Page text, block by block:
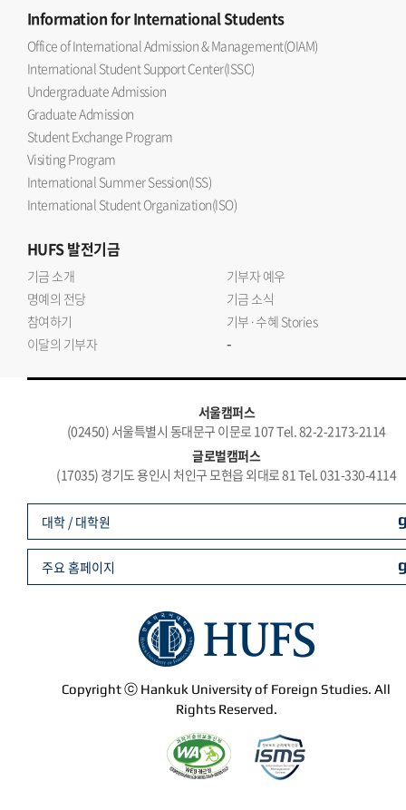
Informationfor International Students
Office of International Admission & Management(OIAM)
International Student Support Center(ISSC)
Undergraduate Admission
Graduate Admission
Student Exchange Program
Visiting Program
International Summer Session(ISS)
International Student Organization(ISO)
HUFS발전기금
기금 소개
기부자 예우
명예의 전당
기금 소식
참여하기
기부·수혜 Stories
이달의 기부자
-
서울캠퍼스
(02450) 서울특별시 동대문구 이문로 107 Tel. 82-2-2173-2114
글로벌캠퍼스
(17035) 경기도 용인시 처인구 모현읍 외대로 81 Tel. 031-330-4114
Copyright ⓒ Hankuk University of Foreign Studies. All
Rights Reserved.
대학 / 대학원
주요 홈페이지